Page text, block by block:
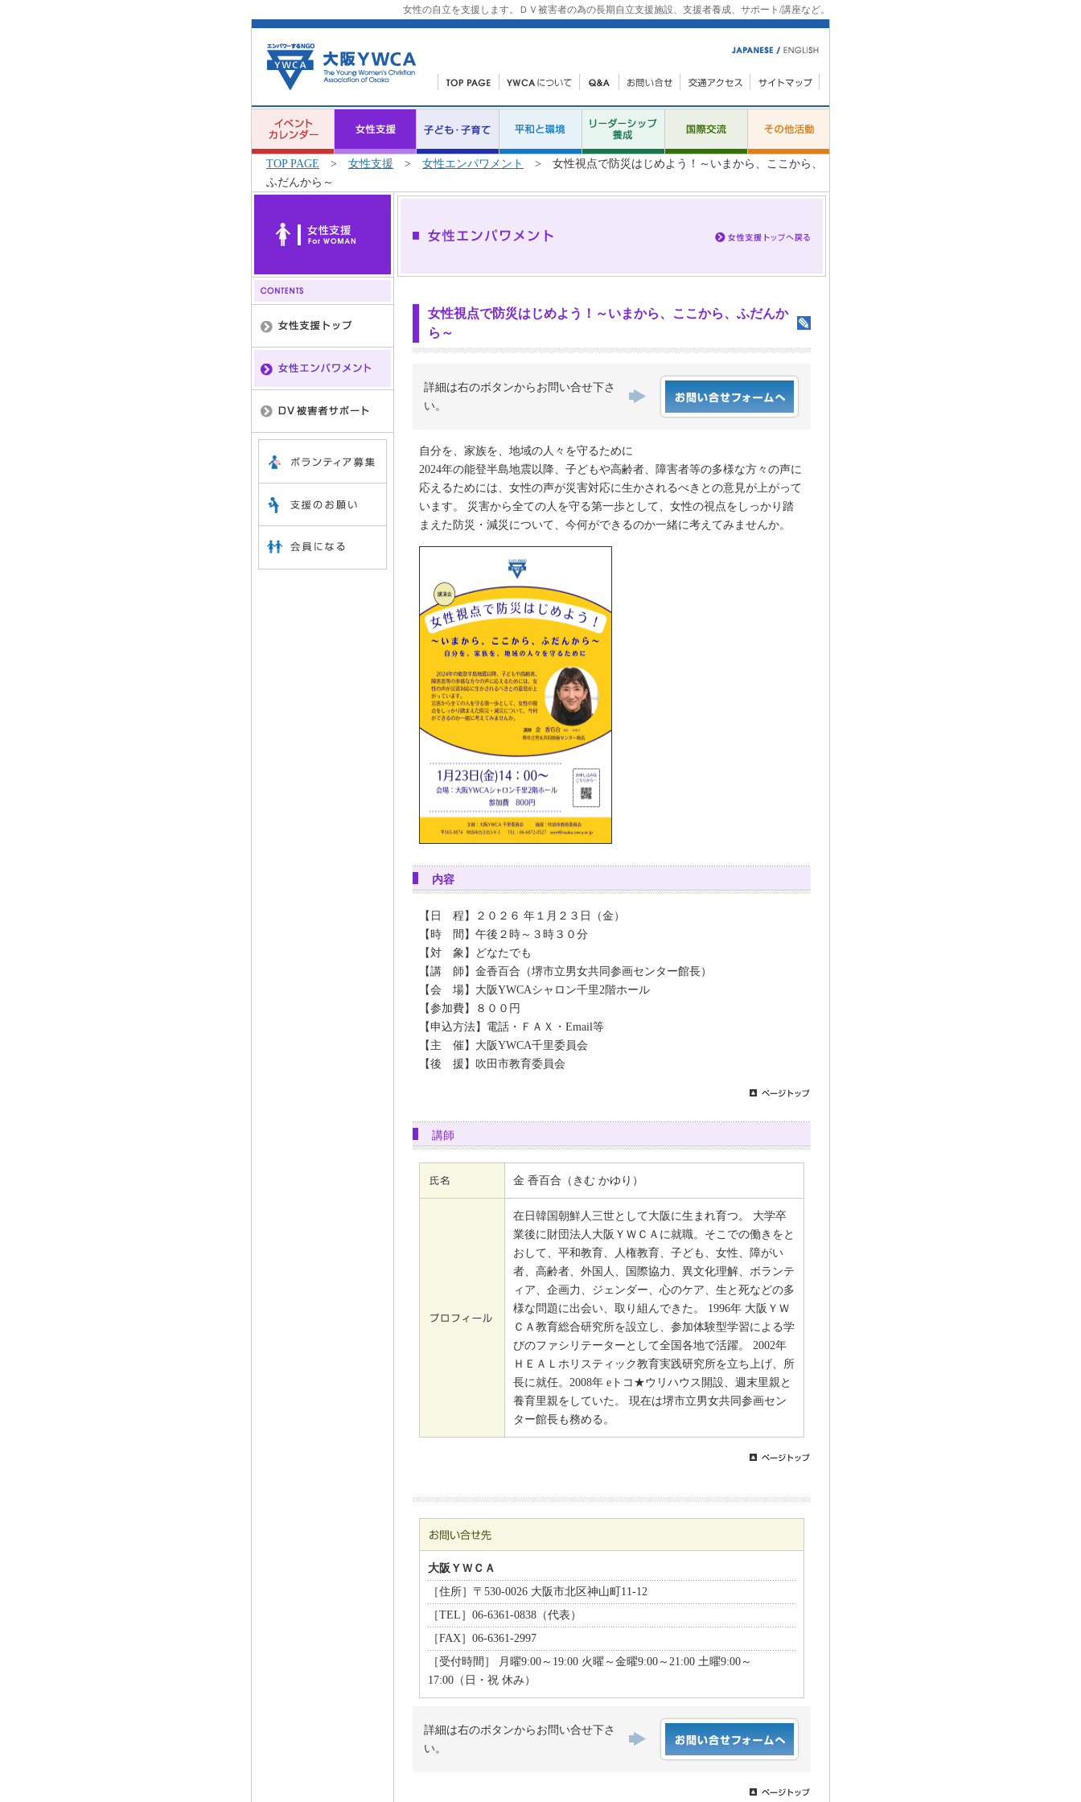
女性の自立を支援します。ＤＶ被害者の為の長期自立支援施設、支援者養成、サポート/講座など。
TOP PAGE > 女性支援 > 女性エンパワメント
> 女性視点で防災はじめよう！～いまから、ここから、
ふだんから～
女性視点で防災はじめよう！～いまから、ここから、ふだんか
ら～
詳細は右のボタンからお問い合せ下さ
い。
自分を、家族を、地域の人々を守るために
2024年の能登半島地震以降、子どもや高齢者、障害者等の多様な方々の声に
応えるためには、女性の声が災害対応に生かされるべきとの意見が上がって
います。 災害から全ての人を守る第一歩として、女性の視点をしっかり踏
まえた防災・減災について、今何ができるのか一緒に考えてみませんか。
内容
【日 程】２０２６ 年１月２３日（金）
【時 間】午後２時～３時３０分
【対 象】どなたでも
【講 師】金香百合（堺市立男女共同参画センター館長）
【会 場】大阪YWCAシャロン千里2階ホール
【参加費】８００円
【申込方法】電話・ＦＡＸ・Email等
【主 催】大阪YWCA千里委員会
【後 援】吹田市教育委員会
講師
金 香百合（きむ かゆり）
在日韓国朝鮮人三世として大阪に生まれ育つ。 大学卒
業後に財団法人大阪ＹＷＣＡに就職。そこでの働きをと
おして、平和教育、人権教育、子ども、女性、障がい
者、高齢者、外国人、国際協力、異文化理解、ボランテ
ィア、企画力、ジェンダー、心のケア、生と死などの多
様な問題に出会い、取り組んできた。 1996年 大阪ＹＷ
ＣＡ教育総合研究所を設立し、参加体験型学習による学
びのファシリテーターとして全国各地で活躍。 2002年
ＨＥＡＬホリスティック教育実践研究所を立ち上げ、所
長に就任。2008年 eトコ★ウリハウス開設、週末里親と
養育里親をしていた。 現在は堺市立男女共同参画セン
ター館長も務める。
大阪ＹＷＣＡ
［住所］〒530-0026 大阪市北区神山町11-12
［TEL］06-6361-0838（代表）
［FAX］06-6361-2997
［受付時間］ 月曜9:00～19:00 火曜～金曜9:00～21:00 土曜9:00～
17:00（日・祝 休み）
詳細は右のボタンからお問い合せ下さ
い。